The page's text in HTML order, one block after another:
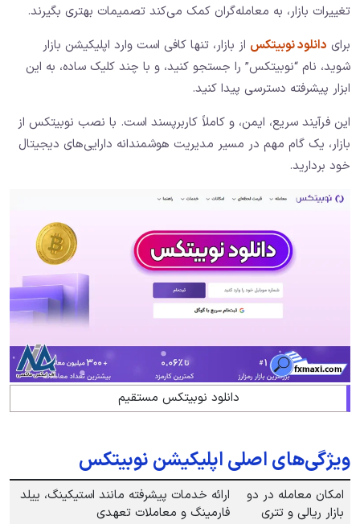
تغییرات بازار، به معامله‌گران کمک می‌کند تصمیمات بهتری بگیرند.
برای دانلود نوبیتکس از بازار، تنها کافی است وارد اپلیکیشن بازار
شوید، نام “نوبیتکس” را جستجو کنید، و با چند کلیک ساده، به این
ابزار پیشرفته دسترسی پیدا کنید.
این فرآیند سریع، ایمن، و کاملاً کاربرپسند است. با نصب نوبیتکس از
بازار، یک گام مهم در مسیر مدیریت هوشمندانه دارایی‌های دیجیتال
خود بردارید.
دانلود نوبیتکس مستقیم
ویژگی‌های اصلی اپلیکیشن نوبیتکس
امکان معامله در دو
بازار ریالی و تتری
ارائه خدمات پیشرفته مانند استیکینگ، ییلد
فارمینگ و معاملات تعهدی